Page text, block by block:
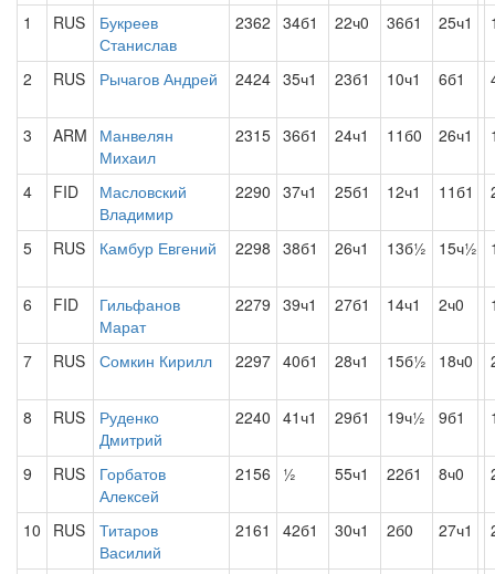
1
RUS
Букреев
Станислав
2362 34б1 22ч0 36б1 25ч1
2 RUS Рычагов Андрей 2424 35ч1 23б1 10ч1 6б1
3 ARM
Манвелян
Михаил
2315 36б1 24ч1 11б0 26ч1
4 FID
Масловский
Владимир
2290 37ч1 25б1 12ч1 11б1
5 RUS Камбур Евгений 2298 38б1 26ч1 13б½ 15ч½
6 FID
Гильфанов
Марат
2279 39ч1 27б1 14ч1 2ч0
7 RUS Сомкин Кирилл 2297 40б1 28ч1 15б½ 18ч0
8 RUS
Руденко
Дмитрий
2240 41ч1 29б1 19ч½ 9б1
9 RUS
Горбатов
Алексей
2156 ½ 55ч1 22б1 8ч0
10 RUS
Титаров
Василий
2161 42б1 30ч1 2б0 27ч1